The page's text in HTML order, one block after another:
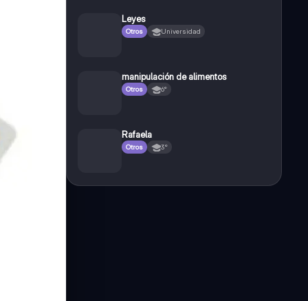
Leyes
Otros Universidad
manipulación de alimentos
Otros 6°
Rafaela
Otros 3°